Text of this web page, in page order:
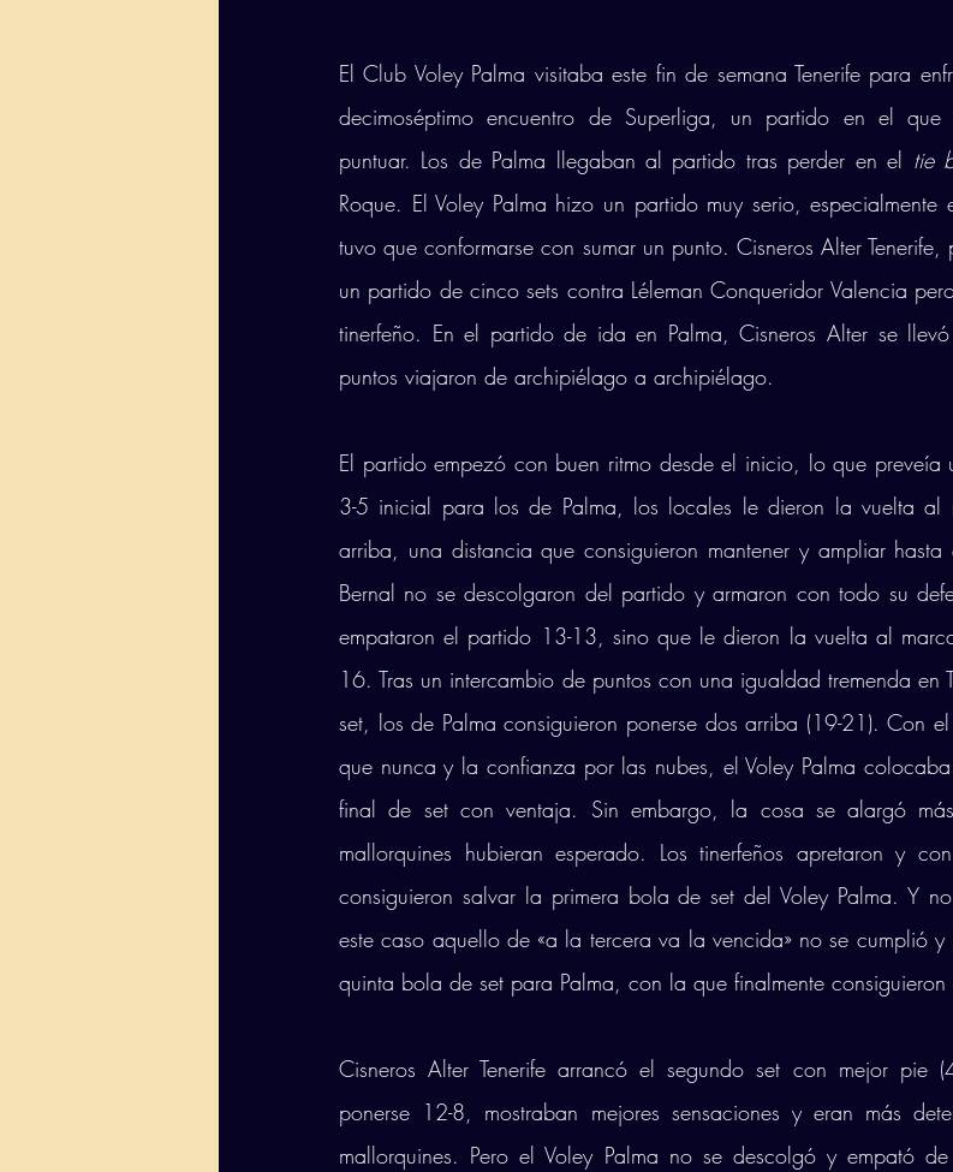
El Club Voley Palma visitaba este fin de semana Tenerife para
decimoséptimo encuentro de Superliga, un partido en el que
puntuar. Los de Palma llegaban al partido tras perder en el tie
Roque. El Voley Palma hizo un partido muy serio,
tuvo que conformarse con sumar un punto. Cisneros Alter
un partido de cinco sets contra Léleman Conqueridor Valencia
tinerfeño. En el partido de ida en Palma, Cisneros Alter se
puntos viajaron de archipiélago a archipiélago.
El partido empezó con buen ritmo desde el inicio, lo que preveía
3-5 inicial para los de Palma, los locales le dieron la vuelta al
arriba, una distancia que consiguieron mantener y ampliar
Bernal no se descolgaron del partido y armaron con todo su
empataron el partido 13-13, sino que le dieron la vuelta al
16. Tras un intercambio de puntos con una igualdad tremenda en
set, los de Palma consiguieron ponerse dos arriba (19-21). Con
que nunca y la confianza por las nubes, el Voley Palma
final de set con ventaja. Sin embargo, la cosa se alargó
mallorquines hubieran esperado. Los tinerfeños apretaron y
consiguieron salvar la primera bola de set del Voley Palma. Y
este caso aquello de «a la tercera va la vencida» no se cumplió
quinta bola de set para Palma, con la que finalmente
Cisneros Alter Tenerife arrancó el segundo set con mejor pie
ponerse 12-8, mostraban mejores sensaciones y eran más
mallorquines. Pero el Voley Palma no se descolgó y empató